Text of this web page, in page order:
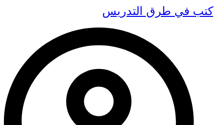
كتب في طرق التدريس